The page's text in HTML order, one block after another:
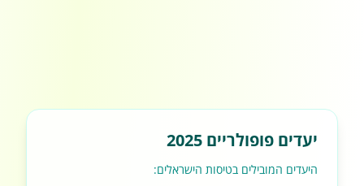
יעדים פופולריים 2025
היעדים המובילים בטיסות הישראלים: